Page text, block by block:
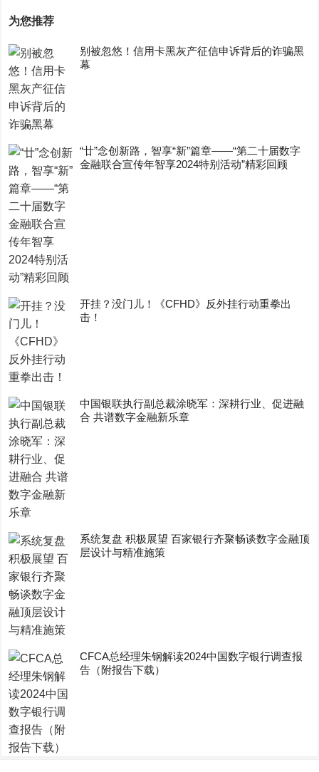
为您推荐
别被忽悠！信用卡黑灰产征信申诉背后的诈骗黑
幕
“廿”念创新路，智享“新”篇章——“第二十届数字
金融联合宣传年智享2024特别活动”精彩回顾
开挂？没门儿！《CFHD》反外挂行动重拳出
击！
中国银联执行副总裁涂晓军：深耕行业、促进融
合 共谱数字金融新乐章
系统复盘 积极展望 百家银行齐聚畅谈数字金融顶
层设计与精准施策
CFCA总经理朱钢解读2024中国数字银行调查报
告（附报告下载）